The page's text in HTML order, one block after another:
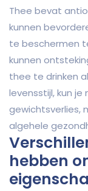
Thee bevat
kunnen
te beschermen
kunnen
thee te drinken
levensstijl, kun
gewichtsverlies,
algehele
hebben